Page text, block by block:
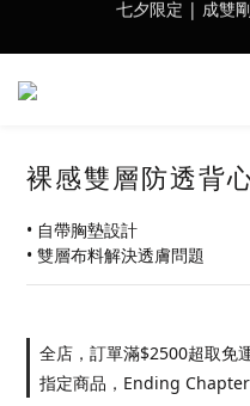
會員訂單
會員訂單
裸感雙層防透背
• 自帶胸墊設計
• 雙層布料解決透膚問題
全店，訂單滿$2500超取免
指定商品，Ending